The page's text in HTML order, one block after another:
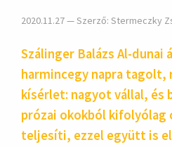
2020.11.27 — Szerző: Stermeczky
Szálinger Balázs Al-dunai
harmincegy napra tagolt,
kísérlet: nagyot vállal, és
prózai okokból kifolyólag
teljesíti, ezzel együtt is